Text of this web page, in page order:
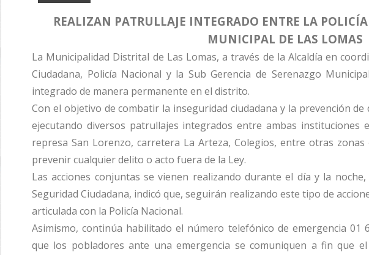
REALIZAN PATRULLAJE INTEGRADO ENTRE LA
MUNICIPAL DE LAS LOMAS
La Municipalidad Distrital de Las Lomas, a través de la Alcaldía en
Ciudadana, Policía Nacional y la Sub Gerencia de Serenazgo
integrado de manera permanente en el distrito.
Con el objetivo de combatir la inseguridad ciudadana y la prevención
ejecutando diversos patrullajes integrados entre ambas instituciones
represa San Lorenzo, carretera La Arteza, Colegios, entre otras
prevenir cualquier delito o acto fuera de la Ley.
Las acciones conjuntas se vienen realizando durante el día y la
Seguridad Ciudadana, indicó que, seguirán realizando este tipo de
articulada con la Policía Nacional.
Asimismo, continúa habilitado el número telefónico de emergencia 01
que los pobladores ante una emergencia se comuniquen a fin que